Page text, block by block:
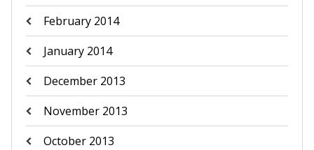
February 2014
January 2014
December 2013
November 2013
October 2013